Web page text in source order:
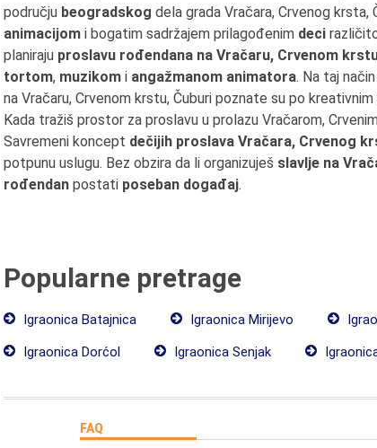
području beogradskog dela grada Vračara, Crvenog
animacijom i bogatim sadržajem prilagođenim deci
planiraju proslavu rođendana na Vračaru, Crvenom
tortom, muzikom i angažmanom animatora. Na taj
na Vračaru, Crvenom krstu, Čuburi poznate su po kreativnim
Kada tražiš prostor za proslavu u prolazu Vračarom,
Savremeni koncept dečijih proslava Vračara, Crvenog
potpunu uslugu. Bez obzira da li organizuješ slavlje na
rođendan postati poseban događaj.
Popularne pretrage
Igraonica Batajnica Igraonica Mirijevo
Igraonica Dorćol
Igraonica Senjak
FAQ